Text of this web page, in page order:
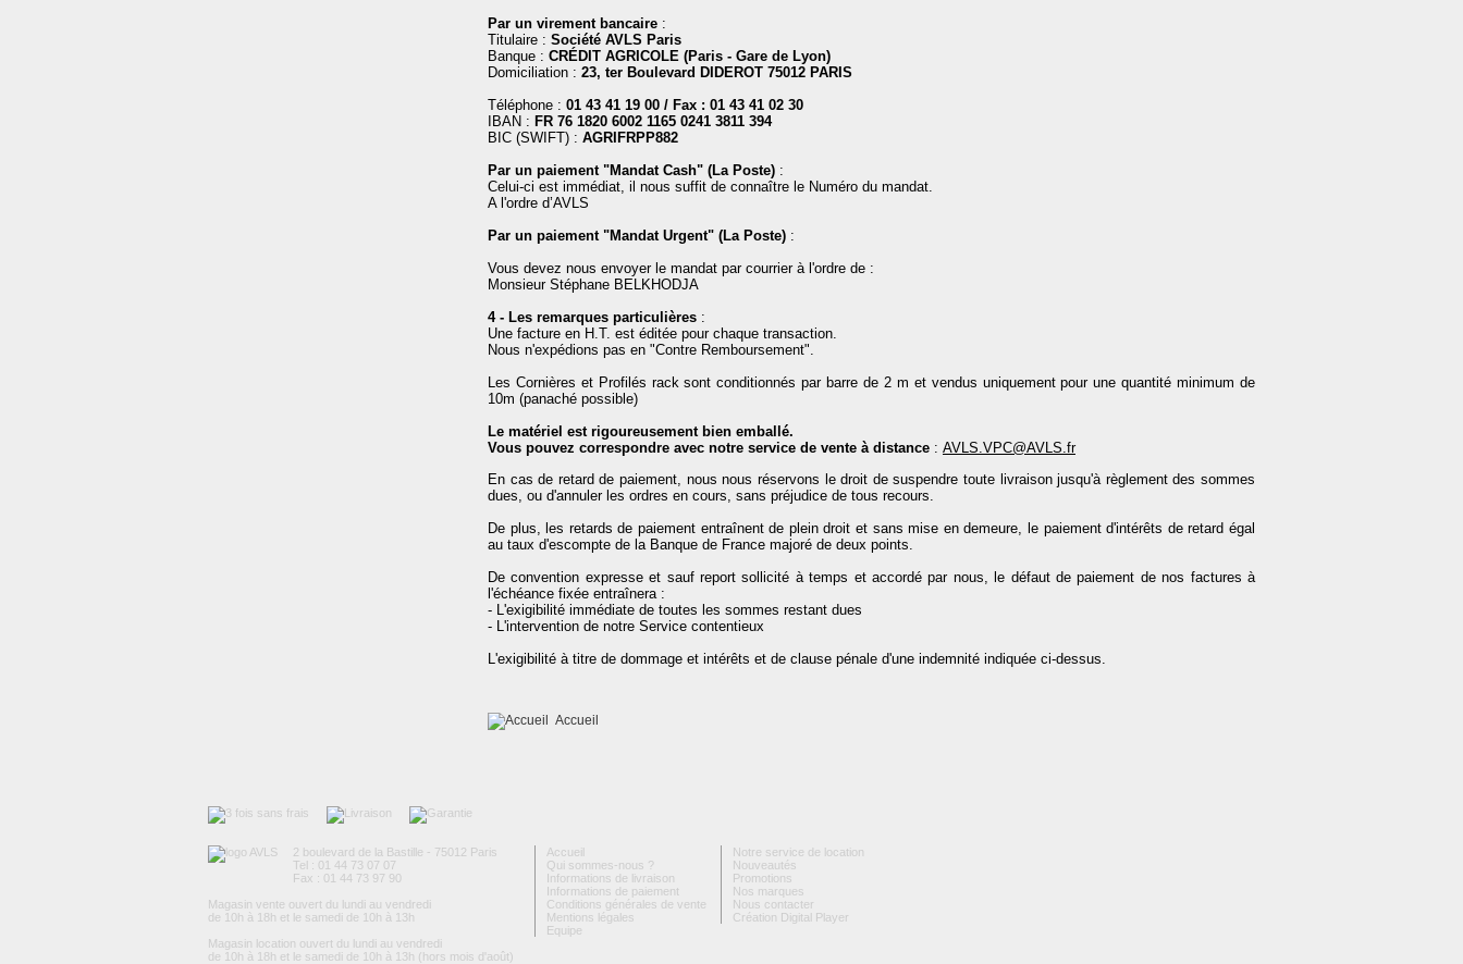
Par un virement bancaire :
Titulaire : Société AVLS Paris
Banque : CRÉDIT AGRICOLE (Paris - Gare de Lyon)
Domiciliation : 23, ter Boulevard DIDEROT 75012 PARIS
Téléphone : 01 43 41 19 00 / Fax : 01 43 41 02 30
IBAN : FR 76 1820 6002 1165 0241 3811 394
BIC (SWIFT) : AGRIFRPP882
Par un paiement "Mandat Cash" (La Poste) :
Celui-ci est immédiat, il nous suffit de connaître le Numéro du mandat.
A l'ordre d’AVLS
Par un paiement "Mandat Urgent" (La Poste) :
Vous devez nous envoyer le mandat par courrier à l'ordre de :
Monsieur Stéphane BELKHODJA
4 - Les remarques particulières :
Une facture en H.T. est éditée pour chaque transaction.
Nous n'expédions pas en "Contre Remboursement".
Les Cornières et Profilés rack sont conditionnés par barre de 2 m et vendus uniquement pour une quantité minimum de
10m (panaché possible)
Le matériel est rigoureusement bien emballé.
Vous pouvez correspondre avec notre service de vente à distance : AVLS.VPC@AVLS.fr
En cas de retard de paiement, nous nous réservons le droit de suspendre toute livraison jusqu'à règlement des sommes
dues, ou d'annuler les ordres en cours, sans préjudice de tous recours.
De plus, les retards de paiement entraînent de plein droit et sans mise en demeure, le paiement d'intérêts de retard égal
au taux d'escompte de la Banque de France majoré de deux points.
De convention expresse et sauf report sollicité à temps et accordé par nous, le défaut de paiement de nos factures à
l'échéance fixée entraînera :
- L'exigibilité immédiate de toutes les sommes restant dues
- L'intervention de notre Service contentieux
L'exigibilité à titre de dommage et intérêts et de clause pénale d'une indemnité indiquée ci-dessus.
Accueil
2 boulevard de la Bastille - 75012 Paris
Tel : 01 44 73 07 07
Fax : 01 44 73 97 90
Magasin vente ouvert du lundi au vendredi
de 10h à 18h et le samedi de 10h à 13h
Magasin location ouvert du lundi au vendredi
de 10h à 18h et le samedi de 10h à 13h (hors mois d'août)
Accueil
Qui sommes-nous ?
Informations de livraison
Informations de paiement
Conditions générales de vente
Mentions légales
Equipe
Notre service de location
Nouveautés
Promotions
Nos marques
Nous contacter
Création Digital Player